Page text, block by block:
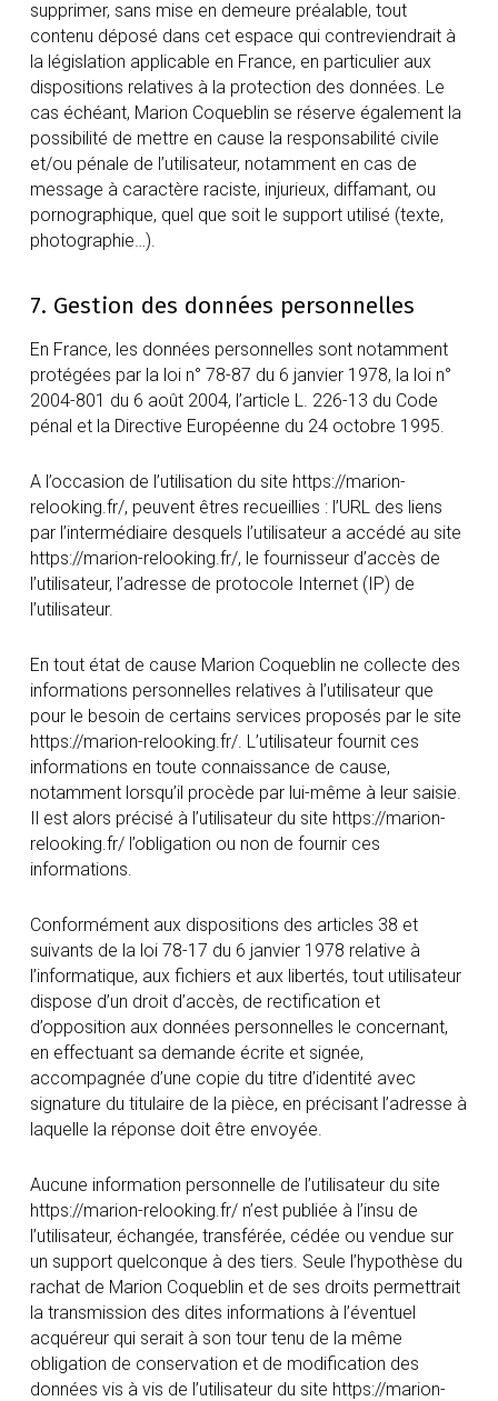
supprimer, sans mise en demeure préalable, tout
contenu déposé dans cet espace qui contreviendrait à
la législation applicable en France, en particulier aux
dispositions relatives à la protection des données. Le
cas échéant, Marion Coqueblin se réserve également la
possibilité de mettre en cause la responsabilité civile
et/ou pénale de l’utilisateur, notamment en cas de
message à caractère raciste, injurieux, diffamant, ou
pornographique, quel que soit le support utilisé (texte,
photographie…).
7. Gestion des données personnelles
En France, les données personnelles sont notamment
protégées par la loi n° 78-87 du 6 janvier 1978, la loi n°
2004-801 du 6 août 2004, l’article L. 226-13 du Code
pénal et la Directive Européenne du 24 octobre 1995.
A l’occasion de l’utilisation du site https://marion-
relooking.fr/, peuvent êtres recueillies : l’URL des liens
par l’intermédiaire desquels l’utilisateur a accédé au site
https://marion-relooking.fr/, le fournisseur d’accès de
l’utilisateur, l’adresse de protocole Internet (IP) de
l’utilisateur.
En tout état de cause Marion Coqueblin ne collecte des
informations personnelles relatives à l’utilisateur que
pour le besoin de certains services proposés par le site
https://marion-relooking.fr/. L’utilisateur fournit ces
informations en toute connaissance de cause,
notamment lorsqu’il procède par lui-même à leur saisie.
Il est alors précisé à l’utilisateur du site https://marion-
relooking.fr/ l’obligation ou non de fournir ces
informations.
Conformément aux dispositions des articles 38 et
suivants de la loi 78-17 du 6 janvier 1978 relative à
l’informatique, aux fichiers et aux libertés, tout utilisateur
dispose d’un droit d’accès, de rectification et
d’opposition aux données personnelles le concernant,
en effectuant sa demande écrite et signée,
accompagnée d’une copie du titre d’identité avec
signature du titulaire de la pièce, en précisant l’adresse à
laquelle la réponse doit être envoyée.
Aucune information personnelle de l’utilisateur du site
https://marion-relooking.fr/ n’est publiée à l’insu de
l’utilisateur, échangée, transférée, cédée ou vendue sur
un support quelconque à des tiers. Seule l’hypothèse du
rachat de Marion Coqueblin et de ses droits permettrait
la transmission des dites informations à l’éventuel
acquéreur qui serait à son tour tenu de la même
obligation de conservation et de modification des
données vis à vis de l’utilisateur du site https://marion-